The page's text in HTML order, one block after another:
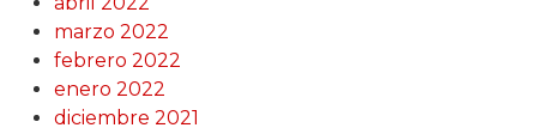
marzo 2022
febrero 2022
enero 2022
diciembre 2021